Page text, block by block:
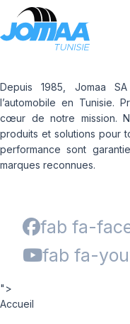
Depuis 1985, Jomaa
l’automobile en Tunisie.
cœur de notre mission.
produits et solutions pour
performance sont
marques reconnues.
fab fa-
fab fa-
">
Accueil